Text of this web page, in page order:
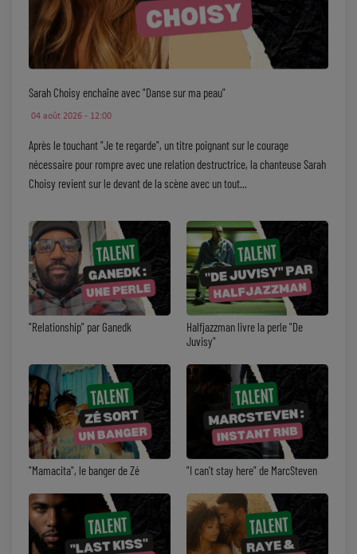
Sarah Choisy enchaîne avec "Danse sur ma peau"
04 août 2026 - 12:00
​Après le touchant "Je te regarde", un titre poignant sur le courage
nécessaire pour rompre avec une relation destructrice, la chanteuse Sarah
Choisy revient sur le devant de la scène avec un tout...
"Relationship" par Ganedk
Halfjazzman livre la perle "De
Juvisy"
"Mamacita", le banger de Zé "I can't stay here" de MarcSteven